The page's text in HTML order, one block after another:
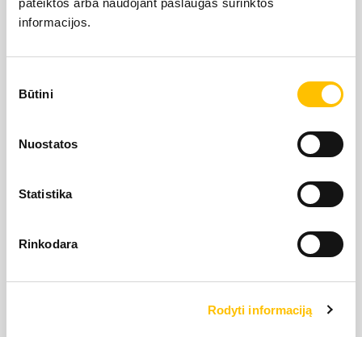
pateiktos arba naudojant paslaugas surinktos
informacijos.
pasirinkimas
Būtini
Nuostatos
Statistika
Rinkodara
Rodyti informaciją
UAB “Alfis” yra oficialus LIEBHERR atstovas Lietuvoje bei